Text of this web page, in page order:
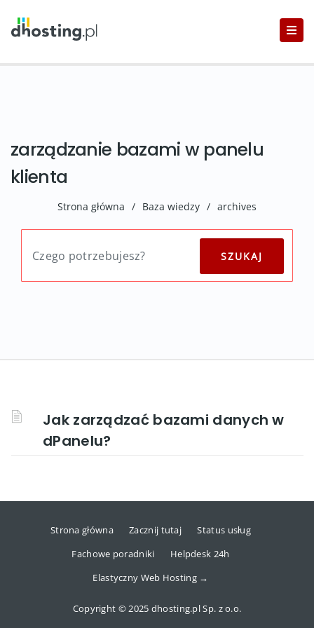
zarządzanie bazami w panelu
klienta
Strona główna / Baza wiedzy / archives
Jak zarządzać bazami danych w
dPanelu?
Strona główna Zacznij tutaj
Status usług
Fachowe poradniki
Helpdesk 24h
Elastyczny Web Hosting →
Copyright © 2025 dhosting.pl Sp. z o.o.